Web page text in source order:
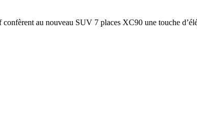
au nouveau SUV 7 places XC90 une touche